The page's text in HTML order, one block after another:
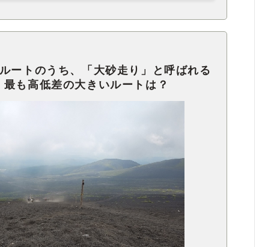
ートのうち、「大砂走り」と呼ばれる
も高低差の大きいルートは？